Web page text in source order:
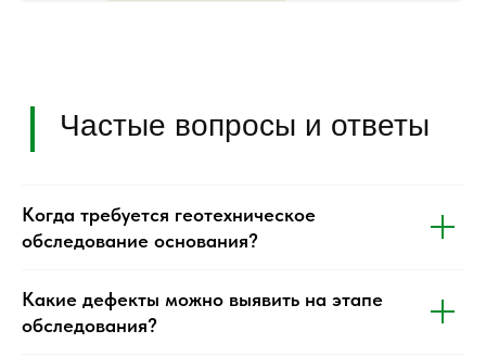
Когда требуется геотехническое
обследование основания?
Какие дефекты можно выявить на этапе
обследования?